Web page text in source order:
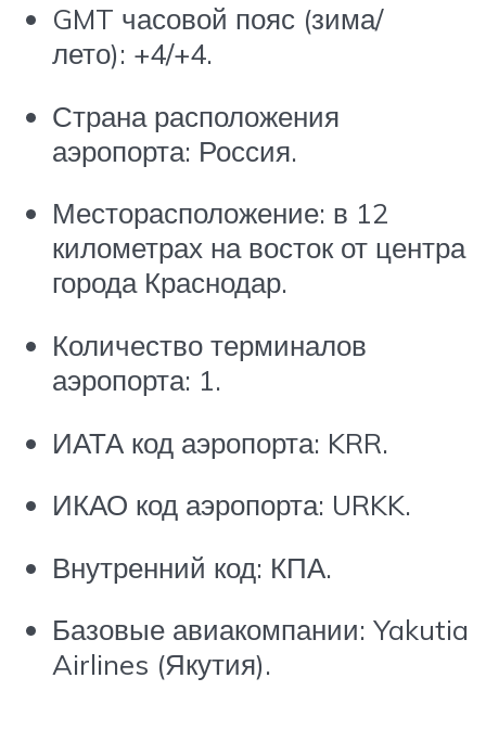
GMT часовой пояс (зима/
лето): +4/+4.
Страна расположения
аэропорта: Россия.
Месторасположение: в 12
километрах на восток от центра
города Краснодар.
Количество терминалов
аэропорта: 1.
ИАТА код аэропорта: KRR.
ИКАО код аэропорта: URKK.
Внутренний код: КПА.
Базовые авиакомпании: Yakutia
Airlines (Якутия).